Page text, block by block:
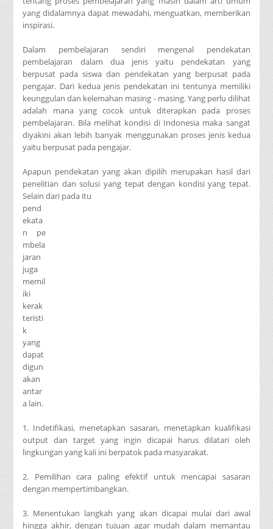
yang didalamnya dapat mewadahi, menguatkan, memberikan
inspirasi.
Dalam pembelajaran sendiri mengenal pendekatan
pembelajaran dalam dua jenis yaitu pendekatan yang
berpusat pada siswa dan pendekatan yang berpusat pada
pengajar. Dari kedua jenis pendekatan ini tentunya memiliki
keunggulan dan kelemahan masing - masing. Yang perlu dilihat
adalah mana yang cocok untuk diterapkan pada proses
pembelajaran. Bila melihat kondisi di Indonesia maka sangat
diyakini akan lebih banyak menggunakan proses jenis kedua
yaitu berpusat pada pengajar.
Apapun pendekatan yang akan dipilih merupakan hasil dari
penelitian dan solusi yang tepat dengan kondisi yang tepat.
Selain dari pada itu
pend
ekata
n pe
mbela
jaran
juga
memil
iki
kerak
teristi
k
yang
dapat
digun
akan
antar
a lain.
1. Indetifikasi, menetapkan sasaran, menetapkan kualifikasi
output dan target yang ingin dicapai harus dilatari oleh
lingkungan yang kali ini berpatok pada masyarakat.
2. Pemilihan cara paling efektif untuk mencapai sasaran
dengan mempertimbangkan.
3. Menentukan langkah yang akan dicapai mulai dari awal
hingga akhir, dengan tujuan agar mudah dalam memantau